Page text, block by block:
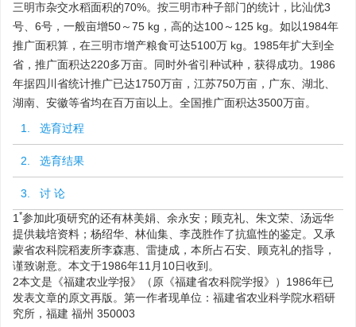
三明市杂交水稻面积的70%。按三明市种子部门的统计，比汕优3
号、6号，一般亩增50～75 kg，高的达100～125 kg。如以1984年
推广面积算，在三明市增产粮食可达5100万 kg。1985年扩大到全
省，推广面积达220多万亩。同时外省引种试种，获得成功。1986
年据四川省统计推广已达1750万亩，江苏750万亩，广东、湖北、
湖南、安徽等省均在百万亩以上。全国推广面积达3500万亩。
1. 选育过程
2. 选育结果
3. 讨 论
1 *参加此项研究的还有林美娟、余永安；顾克礼、朱文荣、汤远华
提供栽培资料；杨绍华、林仙集、李茂胜作了抗瘟性的鉴定。又承
蒙省农科院稻麦所李森惠、雷捷成，本所占石安、顾克礼的指导，
谨致谢意。本文于1986年11月10日收到。
2本文是《福建农业学报》（原《福建省农科院学报》）1986年已
发表文章的原文再版。第一作者现单位：福建省农业科学院水稻研
究所，福建 福州 350003